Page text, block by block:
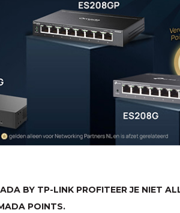
BY TP-LINK PROFITEER JE NIET
POINTS.